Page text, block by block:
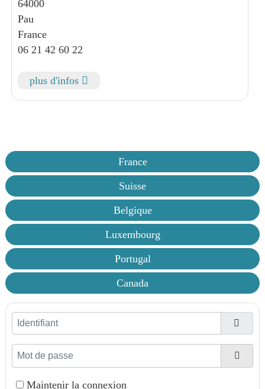
64000
Pau
France
06 21 42 60 22
plus d'infos
France
Suisse
Belgique
Luxembourg
Portugal
Canada
Identifiant
Mot de passe
Maintenir la connexion